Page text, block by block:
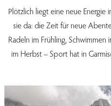
Plötzlich liegt eine neue
sie da: die Zeit für neue
Radeln im Frühling,
im Herbst – Sport hat in